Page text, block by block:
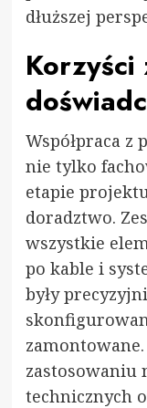
dłuższej
Współpraca
nie tylko
etapie
doradztwo.
wszystkie
po kable i
były
zastosowaniu
technicznych